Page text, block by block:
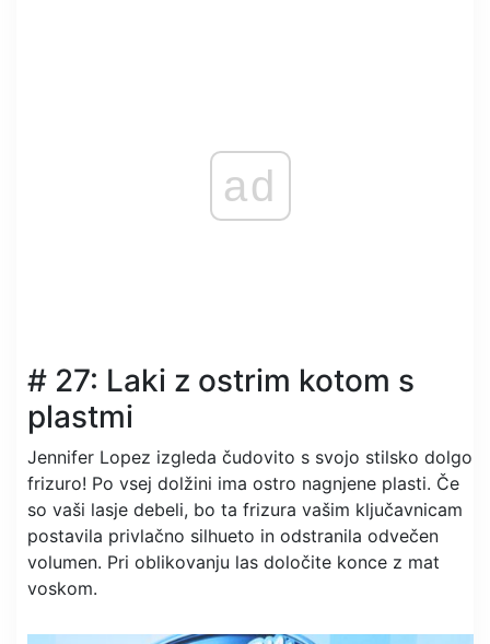
ad
# 27: Laki z ostrim kotom s
plastmi
Jennifer Lopez izgleda čudovito s svojo stilsko dolgo
frizuro! Po vsej dolžini ima ostro nagnjene plasti. Če
so vaši lasje debeli, bo ta frizura vašim ključavnicam
postavila privlačno silhueto in odstranila odvečen
volumen. Pri oblikovanju las določite konce z mat
voskom.